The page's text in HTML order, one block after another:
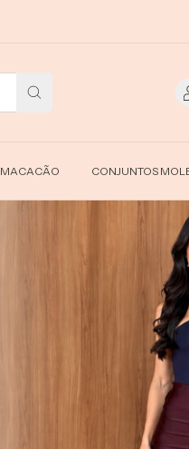
FRETE GRÁTIS ACIMA
MACACÃO CONJUNTOS